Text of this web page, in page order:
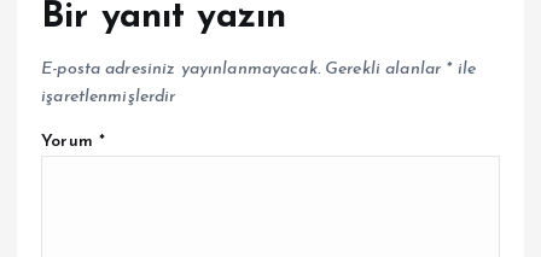
Bir yanıt yazın
E-posta adresiniz yayınlanmayacak. Gerekli alanlar *ile
işaretlenmişlerdir
Yorum *